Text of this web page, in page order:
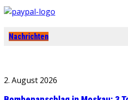
Nachrichten
2. August 2026